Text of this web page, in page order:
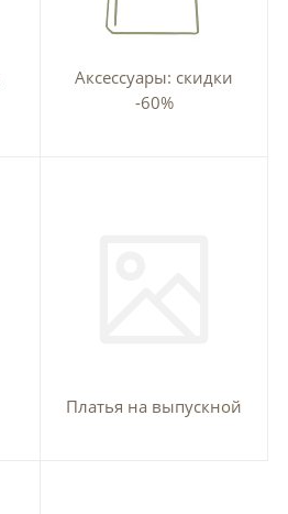
Аксессуары: скидки
-60%
Платья на выпускной